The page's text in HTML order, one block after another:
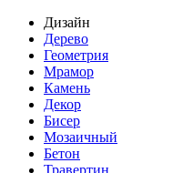
Дизайн
Дерево
Геометрия
Мрамор
Камень
Декор
Бисер
Мозаичный
Бетон
Травертин